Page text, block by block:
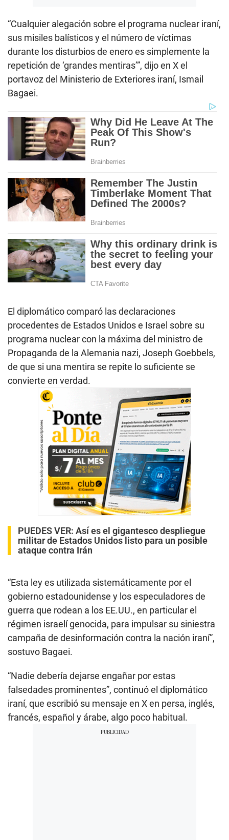
“Cualquier alegación sobre el programa nuclear iraní,
sus misiles balísticos y el número de víctimas
durante los disturbios de enero es simplemente la
repetición de ‘grandes mentiras’”, dijo en X el
portavoz del Ministerio de Exteriores iraní, Ismail
Bagaei.
El diplomático comparó las declaraciones
procedentes de Estados Unidos e Israel sobre su
programa nuclear con la máxima del ministro de
Propaganda de la Alemania nazi, Joseph Goebbels,
de que si una mentira se repite lo suficiente se
convierte en verdad.
PUEDES VER: Así es el gigantesco despliegue
militar de Estados Unidos listo para un posible
ataque contra Irán
“Esta ley es utilizada sistemáticamente por el
gobierno estadounidense y los especuladores de
guerra que rodean a los EE.UU., en particular el
régimen israelí genocida, para impulsar su siniestra
campaña de desinformación contra la nación iraní”,
sostuvo Bagaei.
“Nadie debería dejarse engañar por estas
falsedades prominentes”, continuó el diplomático
iraní, que escribió su mensaje en X en persa, inglés,
francés, español y árabe, algo poco habitual.